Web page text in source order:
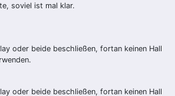
soviel ist mal klar.
oder beide beschließen, fortan keinen Hall
oder beide beschließen, fortan keinen Hall